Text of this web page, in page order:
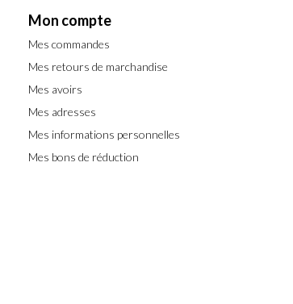
Mon compte
Mes commandes
Mes retours de marchandise
Mes avoirs
Mes adresses
Mes informations personnelles
Mes bons de réduction